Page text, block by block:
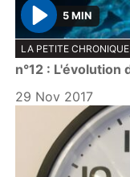
P
l
a
y
5 MIN
LA PETITE
n°12 : L'évolution
29 Nov 2017